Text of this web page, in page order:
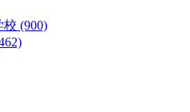
校 (900)